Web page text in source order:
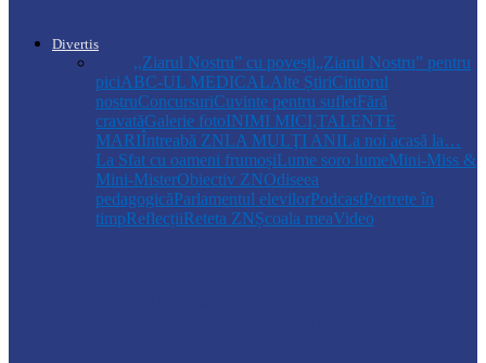
Divertis
,,Ziarul Nostru” cu povești„Ziarul Nostru” pentru
piciABC-UL MEDICALAlte ȘtiriCititorul
nostruConcursuriCuvinte pentru sufletFără
cravatăGalerie fotoINIMI MICI,TALENTE
MARIÎntreabă ZNLA MULŢI ANILa noi acasă la…
La Sfat cu oameni frumoșiLume soro lumeMini-Miss &
Mini-MisterObiectiv ZNOdiseea
pedagogicăParlamentul elevilorPodcastPortrete în
timpReflecțiiReteta ZNȘcoala meaVideo